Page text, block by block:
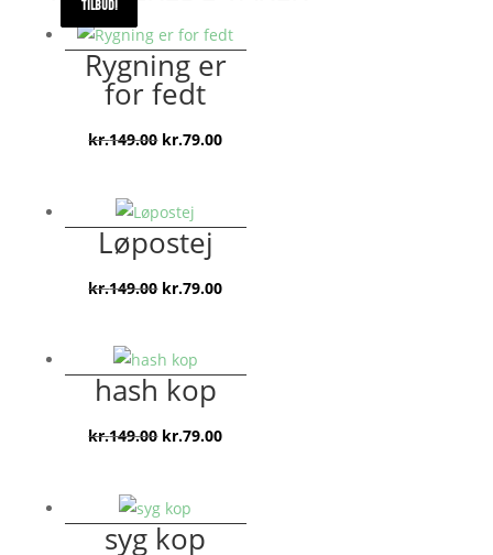
TILBUD!
Rygning er
for fedt
kr.149.00 Den
var:
kr.149.00.
kr.79.00Den
er:
TILBUD!
Løpostej
kr.149.00 Den
var:
kr.149.00.
kr.79.00Den
er:
TILBUD!
hash kop
kr.149.00 Den
var:
kr.149.00.
kr.79.00Den
er:
syg kop